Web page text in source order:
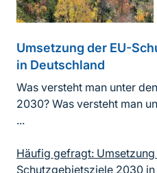
Umsetzung der EU-
in Deutschland
Was versteht man unter
2030? Was versteht man
...
Häufig gefragt:
Schutzgebietsziele 2030